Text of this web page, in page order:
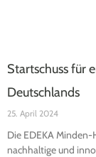
Startschuss für
Deutschlands
25. April 2024
Die EDEKA
nachhaltige und